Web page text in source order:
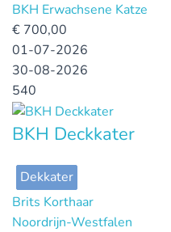
BKH Erwachsene Katze
€ 700,00
01-07-2026
30-08-2026
540
BKH Deckkater
Dekkater
Brits Korthaar
Noordrijn-Westfalen